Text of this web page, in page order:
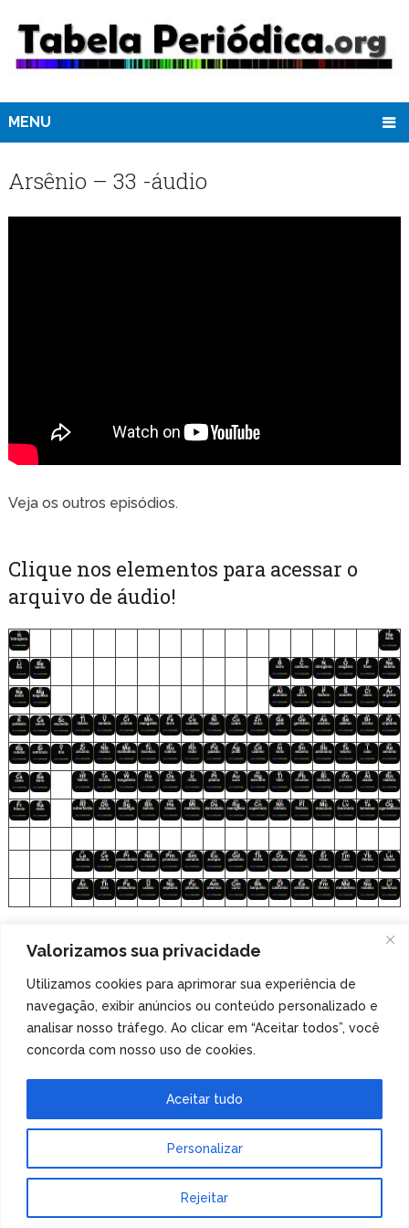
Valorizamos sua privacidade
Utilizamos cookies para aprimorar sua experiência de
navegação, exibir anúncios ou conteúdo personalizado e
analisar nosso tráfego. Ao clicar em “Aceitar todos”, você
concorda com nosso uso de cookies.
Personalizar
Rejeitar
Aceitar tudo
MENU
Arsênio – 33 -áudio
Veja os outros episódios.
Clique nos elementos para acessar o
arquivo de áudio!
Clique nos elementos para acessar o
arquivo de áudio!
Veja tambémnossa coleção de tabelas periódicas
especiais!
Tabela PeriódicaCopyright © 2026.
Tema de MyThemeShop